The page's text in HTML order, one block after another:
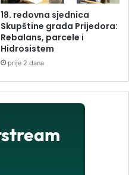
18. redovna sjednica
Skupštine grada Prijedora:
Rebalans, parcele i
Hidrosistem
prije 2 dana